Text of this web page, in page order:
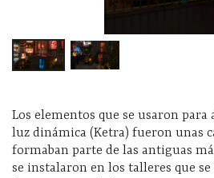
Los elementos que se usaron para
luz dinámica (Ketra) fueron unas
formaban parte de las antiguas
se instalaron en los talleres que